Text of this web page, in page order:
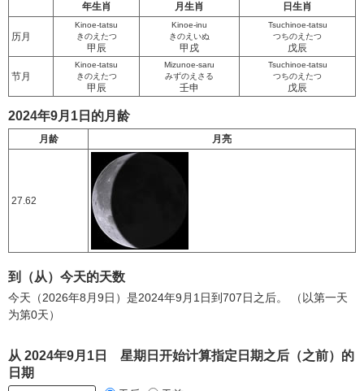
年生肖 月生肖 日生肖
历月
Kinoe-tatsu
きのえたつ
甲辰
Kinoe-inu
きのえいぬ
甲戌
Tsuchinoe-tatsu
つちのえたつ
戊辰
节月
Kinoe-tatsu
きのえたつ
甲辰
Mizunoe-saru
みずのえさる
壬申
Tsuchinoe-tatsu
つちのえたつ
戊辰
2024年9月1日的月龄
月龄 月亮
27.62
到（从）今天的天数
今天（2026年8月9日）是2024年9月1日到707日之后。 （以第一天
为第0天）
从 2024年9月1日 星期日开始计算指定日期之后（之前）的
日期